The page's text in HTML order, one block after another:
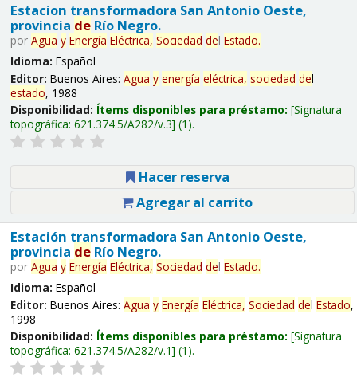
Estacion transformadora San Antonio Oeste,
provincia deRío Negro.
por Agua y Energía Eléctrica, Sociedad del Estado.
Idioma: Español
Editor: Buenos Aires: Agua y energía eléctrica, sociedad del
estado, 1988
Disponibilidad: Ítems disponibles para préstamo: Signatura
topográfica: 621.374.5/A282/v.3 (1).
Hacer reserva
Agregar al carrito
Estación transformadora San Antonio Oeste,
provincia deRío Negro.
por Agua y Energía Eléctrica, Sociedad del Estado.
Idioma: Español
Editor: Buenos Aires: Agua y Energía Eléctrica, Sociedad del Estado,
1998
Disponibilidad: Ítems disponibles para préstamo: Signatura
topográfica: 621.374.5/A282/v.1 (1).